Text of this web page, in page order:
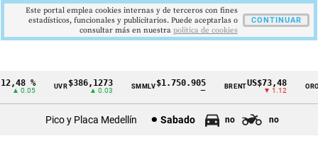
Cintillo
%
▲ 0.05
UVR$386,1273
▲ 0.03
SMMLV$1.750.905 BRENTUS$73,48
▼ 1.12
ORO
Pico y Placa Medellín Sabado no no
Este portal emplea cookies internas y de terceros con fines
estadísticos, funcionales y publicitarios. Puede aceptarlas o
consultar más en nuestra politica de cookies
CONTINUAR